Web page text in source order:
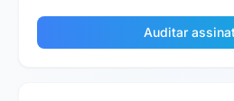
Auditar